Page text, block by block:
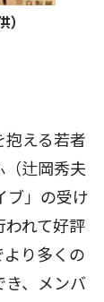
）
える若者
（辻岡秀夫
ブ」の受け
われて好評
り多くの
き、メンバ